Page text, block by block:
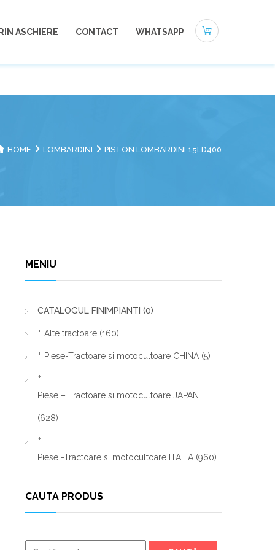
ASCHIERE CONTACT WHATSAPP
HOME LOMBARDINI PISTON LOMBARDINI 15LD400
MENIU
CATALOGUL FINIMPIANTI (0)
Alte tractoare (160)
Piese-Tractoare si motocultoare CHINA (5)
Piese – Tractoare si motocultoare JAPAN
(628)
Piese -Tractoare si motocultoare ITALIA (960)
CAUTA PRODUS
Caută